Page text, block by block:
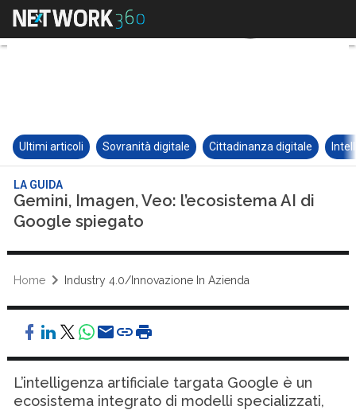
Ultimi articoli Sovranità digitale Cittadinanza digitale
LA GUIDA
Gemini, Imagen, Veo: l’ecosistema AI di
Google spiegato
Home Industry 4.0/Innovazione In Azienda
L’intelligenza artificiale targata Google è un
ecosistema integrato di modelli specializzati,